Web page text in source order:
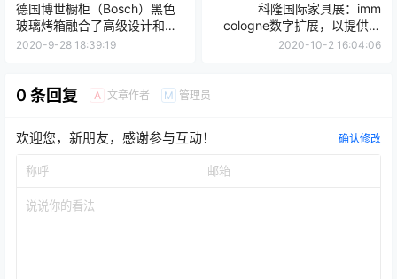
德国博世橱柜（Bosch）黑色
玻璃烤箱融合了高级设计和直
观功能
2020-9-28 18:39:19
科隆国际家具展：imm
cologne数字扩展，以提供最
大的覆盖面
2020-10-2 16:04:06
0 条回复 A 文章作者 M 管理员
欢迎您，新朋友，感谢参与互动！ 确认修改